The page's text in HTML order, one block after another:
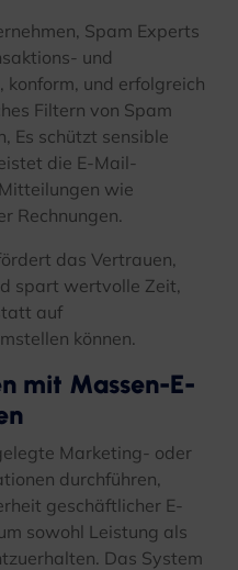
Spam Experts
und
und erfolgreich
Filtern von Spam
Es schützt sensible
die E-Mail-
wie
Rechnungen.
das Vertrauen,
spart wertvolle Zeit,
auf
können.
mit Massen-E-
Marketing- oder
durchführen,
geschäftlicher E-
sowohl Leistung als
Das System